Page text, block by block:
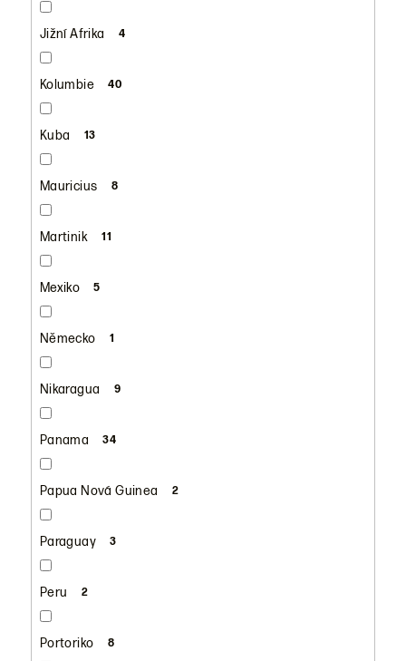
Jižní Afrika 4
Kolumbie 40
Kuba 13
Mauricius 8
Martinik 11
Mexiko 5
Německo 1
Nikaragua 9
Panama 34
Papua Nová Guinea 2
Paraguay 3
Peru 2
Portoriko 8